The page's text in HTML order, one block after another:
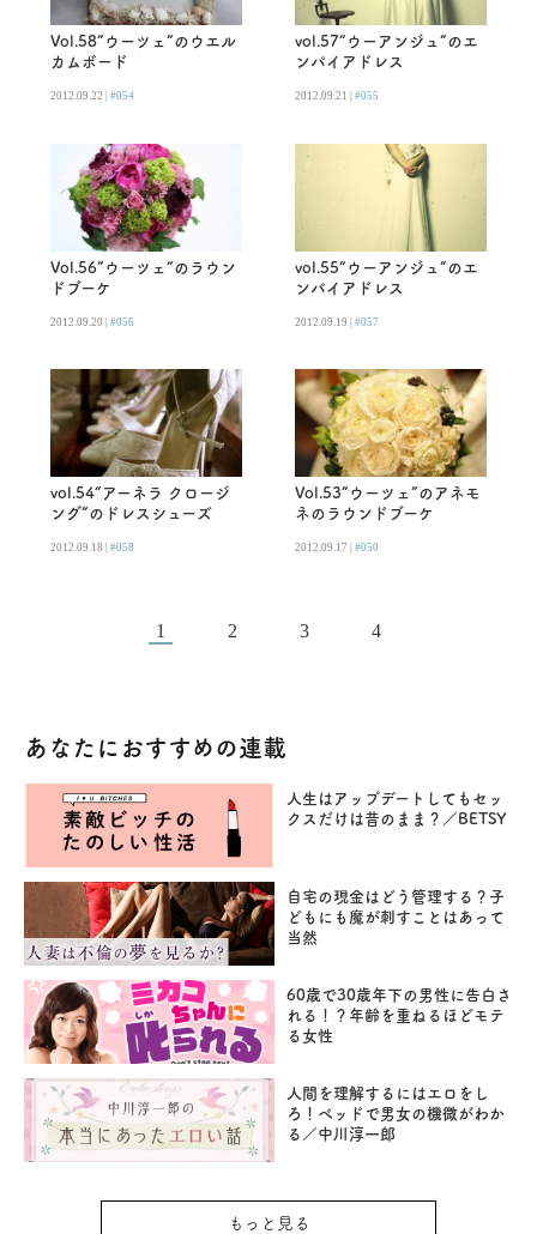
Vol.58”ウーツェ”のウエル
カムボード
2012.09.22 | #054
vol.57“ウーアンジュ”のエ
ンパイアドレス
2012.09.21 | #055
Vol.56”ウーツェ”のラウン
ドブーケ
2012.09.20 | #056
vol.55“ウーアンジュ”のエ
ンパイアドレス
2012.09.19 | #057
vol.54“アーネラ クロージ
ング”のドレスシューズ
2012.09.18 | #058
Vol.53”ウーツェ”のアネモ
ネのラウンドブーケ
2012.09.17 | #050
1 2 3 4
あなたにおすすめの連載
人生はアップデートしてもセッ
クスだけは昔のまま？／BETSY
自宅の現金はどう管理する？子
どもにも魔が刺すことはあって
当然
60歳で30歳年下の男性に告白さ
れる！？年齢を重ねるほどモテ
る女性
人間を理解するにはエロをし
ろ！ベッドで男女の機微がわか
る／中川淳一郎
もっと見る